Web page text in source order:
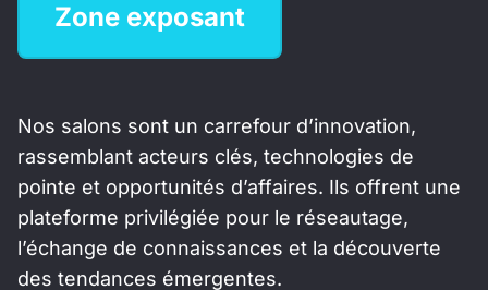
Zone exposant
Nos salons sont un carrefour d’innovation,
rassemblant acteurs clés, technologies de
pointe et opportunités d’affaires. Ils offrent une
plateforme privilégiée pour le réseautage,
l’échange de connaissances et la découverte
des tendances émergentes.